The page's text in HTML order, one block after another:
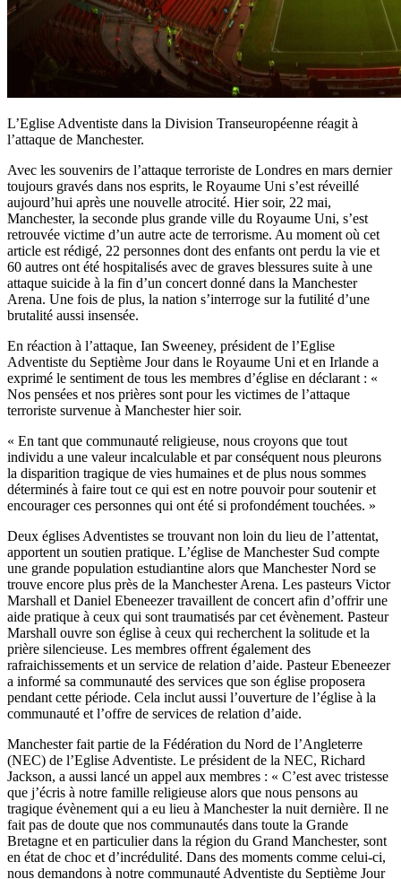
L’Eglise Adventiste dans la Division Transeuropéenne réagit à
l’attaque de Manchester.
Avec les souvenirs de l’attaque terroriste de Londres en mars dernier
toujours gravés dans nos esprits, le Royaume Uni s’est réveillé
aujourd’hui après une nouvelle atrocité. Hier soir, 22 mai,
Manchester, la seconde plus grande ville du Royaume Uni, s’est
retrouvée victime d’un autre acte de terrorisme. Au moment où cet
article est rédigé, 22 personnes dont des enfants ont perdu la vie et
60 autres ont été hospitalisés avec de graves blessures suite à une
attaque suicide à la fin d’un concert donné dans la Manchester
Arena. Une fois de plus, la nation s’interroge sur la futilité d’une
brutalité aussi insensée.
En réaction à l’attaque, Ian Sweeney, président de l’Eglise
Adventiste du Septième Jour dans le Royaume Uni et en Irlande a
exprimé le sentiment de tous les membres d’église en déclarant : «
Nos pensées et nos prières sont pour les victimes de l’attaque
terroriste survenue à Manchester hier soir.
« En tant que communauté religieuse, nous croyons que tout
individu a une valeur incalculable et par conséquent nous pleurons
la disparition tragique de vies humaines et de plus nous sommes
déterminés à faire tout ce qui est en notre pouvoir pour soutenir et
encourager ces personnes qui ont été si profondément touchées. »
Deux églises Adventistes se trouvant non loin du lieu de l’attentat,
apportent un soutien pratique. L’église de Manchester Sud compte
une grande population estudiantine alors que Manchester Nord se
trouve encore plus près de la Manchester Arena. Les pasteurs Victor
Marshall et Daniel Ebeneezer travaillent de concert afin d’offrir une
aide pratique à ceux qui sont traumatisés par cet évènement. Pasteur
Marshall ouvre son église à ceux qui recherchent la solitude et la
prière silencieuse. Les membres offrent également des
rafraichissements et un service de relation d’aide. Pasteur Ebeneezer
a informé sa communauté des services que son église proposera
pendant cette période. Cela inclut aussi l’ouverture de l’église à la
communauté et l’offre de services de relation d’aide.
Manchester fait partie de la Fédération du Nord de l’Angleterre
(NEC) de l’Eglise Adventiste. Le président de la NEC, Richard
Jackson, a aussi lancé un appel aux membres : « C’est avec tristesse
que j’écris à notre famille religieuse alors que nous pensons au
tragique évènement qui a eu lieu à Manchester la nuit dernière. Il ne
fait pas de doute que nos communautés dans toute la Grande
Bretagne et en particulier dans la région du Grand Manchester, sont
en état de choc et d’incrédulité. Dans des moments comme celui-ci,
nous demandons à notre communauté Adventiste du Septième Jour